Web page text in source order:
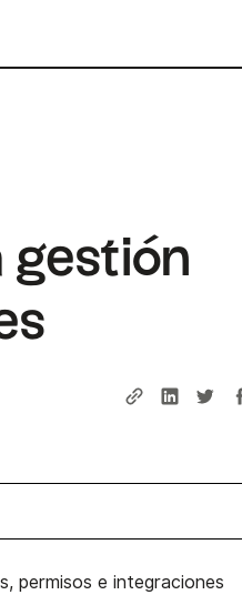
gestión
permisos e integraciones